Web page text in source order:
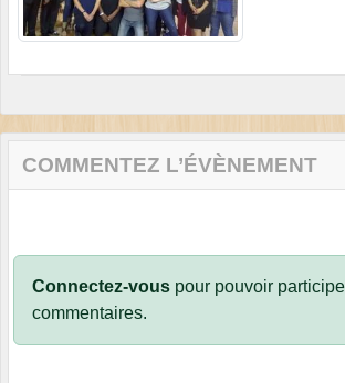
COMMENTEZ L’ÉVÈNEMENT
Connectez-vous pour pouvoir
commentaires.